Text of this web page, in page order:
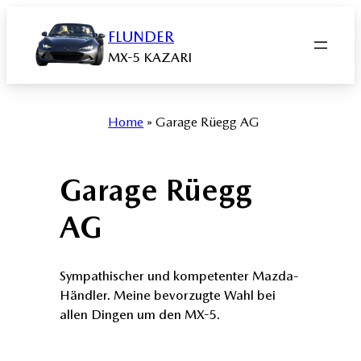
springen
FLUNDER
MX-5 KAZARI
Home » Garage Rüegg AG
Garage Rüegg
AG
Sympathischer und kompetenter Mazda-
Händler. Meine bevorzugte Wahl bei
allen Dingen um den MX-5.